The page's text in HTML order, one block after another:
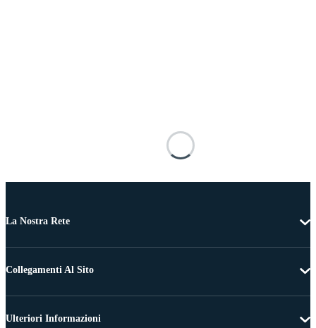
La Nostra Rete
Collegamenti Al Sito
Ulteriori Informazioni